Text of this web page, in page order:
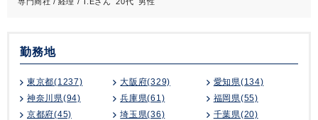
勤務地
東京都(1237) 大阪府(329)
愛知県(134)
神奈川県(94)
兵庫県(61)
福岡県(55)
京都府(45)
埼玉県(36)
千葉県(20)